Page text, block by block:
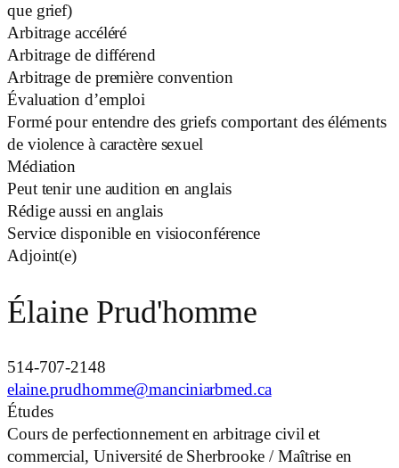
que grief)
Arbitrage accéléré
Arbitrage de différend
Arbitrage de première convention
Évaluation d’emploi
Formé pour entendre des griefs comportant des éléments
de violence à caractère sexuel
Médiation
Peut tenir une audition en anglais
Rédige aussi en anglais
Service disponible en visioconférence
Adjoint(e)
Élaine Prud'homme
514-707-2148
elaine.prudhomme@manciniarbmed.ca
Études
Cours de perfectionnement en arbitrage civil et
commercial, Université de Sherbrooke / Maîtrise en